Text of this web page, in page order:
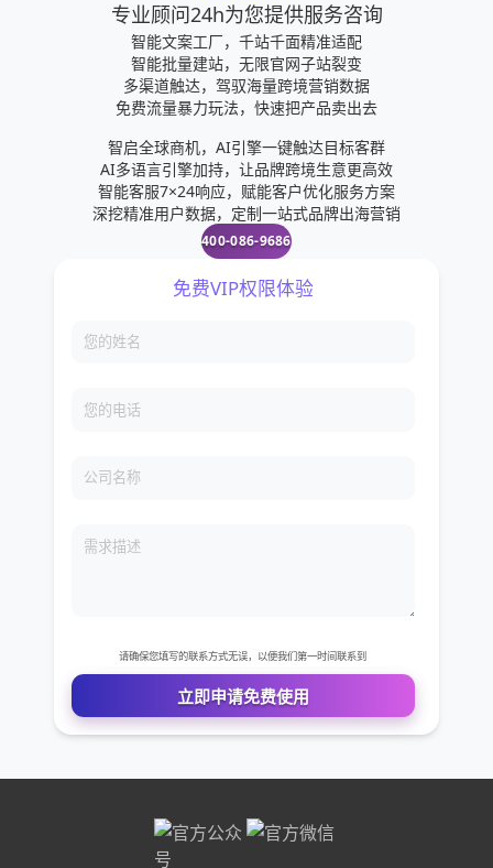
专业顾问24h为您提供服务咨询
智能文案工厂，千站千面精准适配
智能批量建站，无限官网子站裂变
多渠道触达，驾驭海量跨境营销数据
免费流量暴力玩法，快速把产品卖出去
智启全球商机，AI引擎一键触达目标客群
AI多语言引擎加持，让品牌跨境生意更高效
智能客服7×24响应，赋能客户优化服务方案
深挖精准用户数据，定制一站式品牌出海营销
400-086-9686
您的电话